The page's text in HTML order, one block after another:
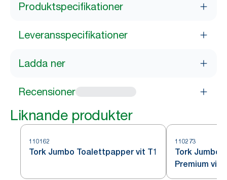
Produktspecifikationer
Leveransspecifikationer
Ladda ner
Recensioner
Liknande produkter
110162
Tork Jumbo Toalettpapper vit T1
110273
Tork Jumbo
Premium vit